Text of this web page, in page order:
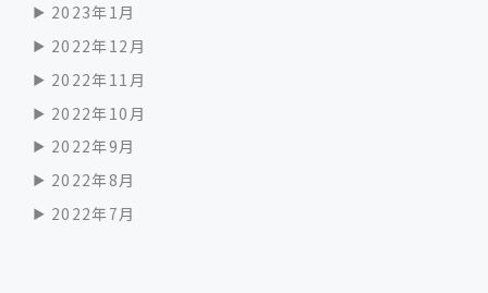
2023年1月
2022年12月
2022年11月
2022年10月
2022年9月
2022年8月
2022年7月